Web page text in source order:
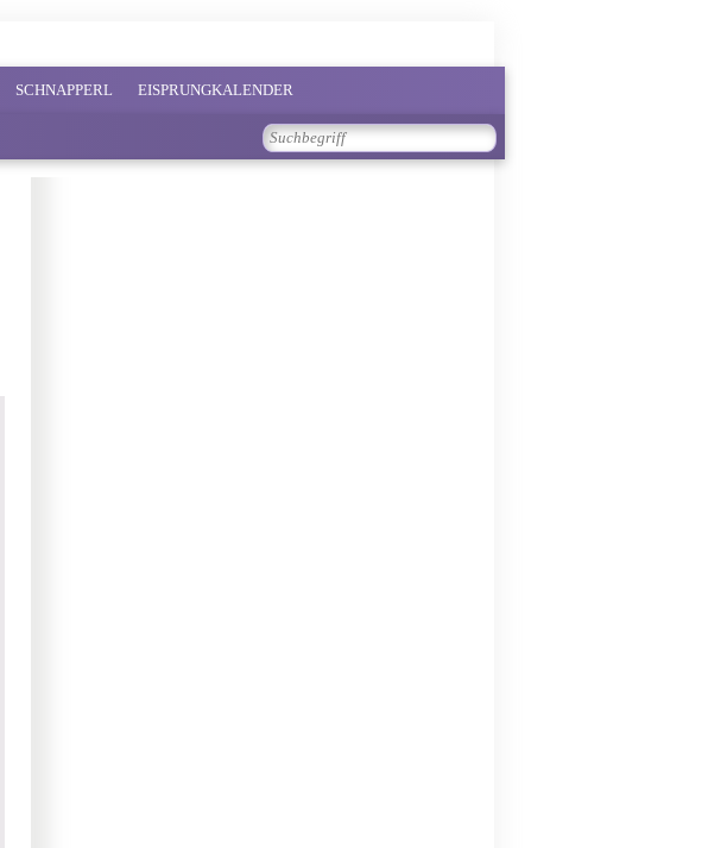
SCHNAPPERL EISPRUNGKALENDER